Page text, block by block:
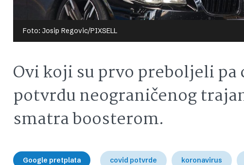
Foto: Josip Regovic/PIXSELL
Ovi koji su prvo preboljeli pa
potvrdu neograničenog
smatra boosterom.
Google pretplata covid potvrde koronavirus